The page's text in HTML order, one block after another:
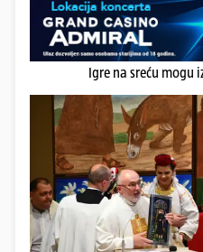
Igre na sreću mogu